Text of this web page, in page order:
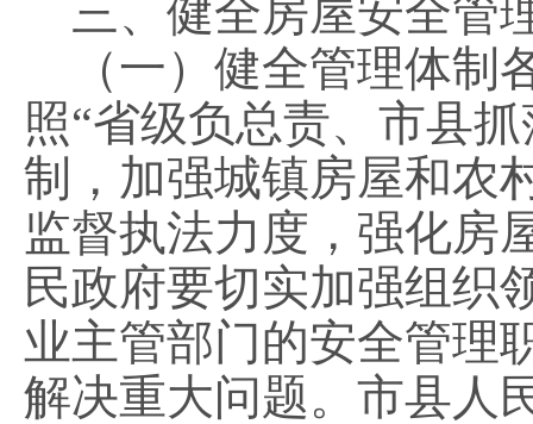
三、健全房屋安全管
（一）健全管理体制
照“省级负总责、市县
制，加强城镇房屋和农
监督执法力度，强化房
民政府要切实加强组织
业主管部门的安全管理
解决重大问题。市县人